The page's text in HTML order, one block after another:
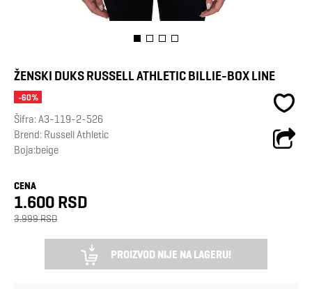
ŽENSKI DUKS RUSSELL ATHLETIC BILLIE-BOX LINE
-60%
Šifra:A3-119-2-526
Brend: Russell Athletic
Boja:beige
CENA
1.600 RSD
3.999 RSD
PROIZVOD NIJE NA LAGERU!